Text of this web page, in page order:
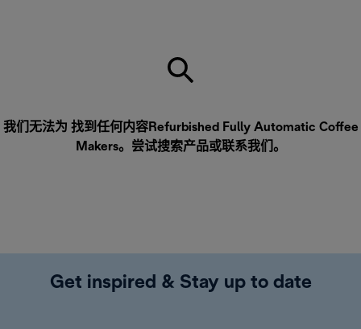
我们无法为 找到任何内容Refurbished Fully Automatic Coffee
Makers。尝试搜索产品或联系我们 。
Get inspired & Stay up to date